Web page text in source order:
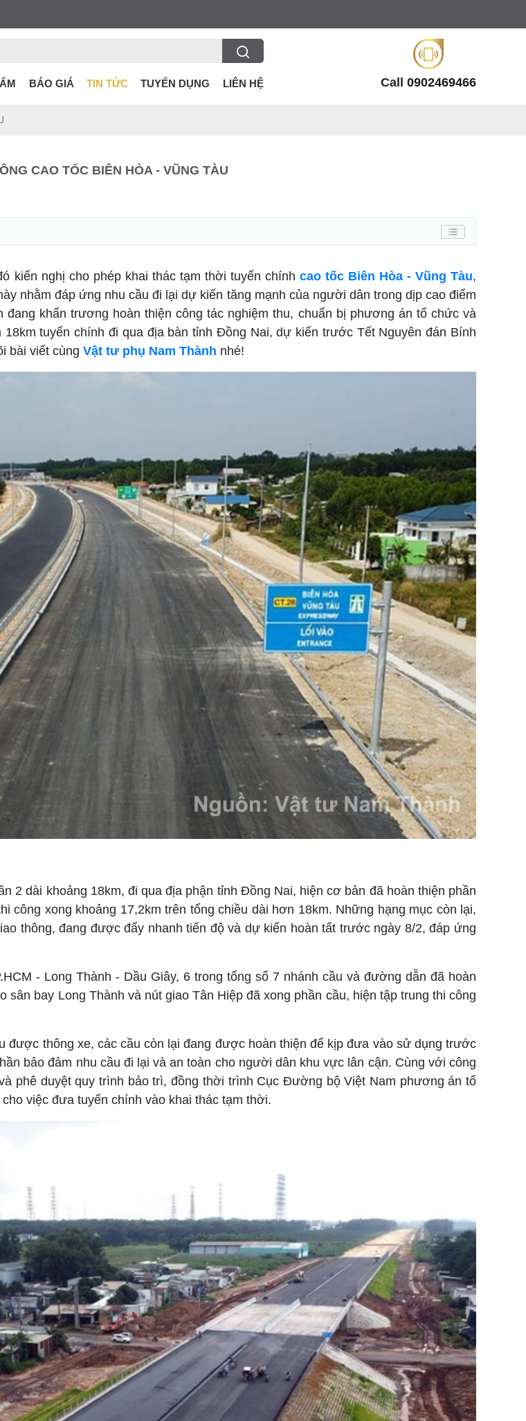
BÁO GIÁ TIN TỨC TUYỂN DỤNG LIÊN HỆ Call 0902469466
CAO TỐC BIÊN HÒA - VŨNG TÀU
kiến nghị cho phép khai thác tạm thời tuyến chính cao tốc Biên Hòa - Vũng Tàu,
nhằm đáp ứng nhu cầu đi lại dự kiến tăng mạnh của người dân trong dịp cao điểm
khẩn trương hoàn thiện công tác nghiệm thu, chuẩn bị phương án tổ chức và
tuyến chính đi qua địa bàn tỉnh Đồng Nai, dự kiến trước Tết Nguyên đán Bính
bài viết cùng Vật tư phụ Nam Thành nhé!
2 dài khoảng 18km, đi qua địa phận tỉnh Đồng Nai, hiện cơ bản đã hoàn thiện phần
xong khoảng 17,2km trên tổng chiều dài hơn 18km. Những hạng mục còn lại,
thông, đang được đẩy nhanh tiến độ và dự kiến hoàn tất trước ngày 8/2, đáp ứng
- Long Thành - Dầu Giây, 6 trong tổng số 7 nhánh cầu và đường dẫn đã hoàn
bay Long Thành và nút giao Tân Hiệp đã xong phần cầu, hiện tập trung thi công
thông xe, các cầu còn lại đang được hoàn thiện để kịp đưa vào sử dụng trước
bảo đảm nhu cầu đi lại và an toàn cho người dân khu vực lân cận. Cùng với công
phê duyệt quy trình bảo trì, đồng thời trình Cục Đường bộ Việt Nam phương án tổ
việc đưa tuyến chính vào khai thác tạm thời.